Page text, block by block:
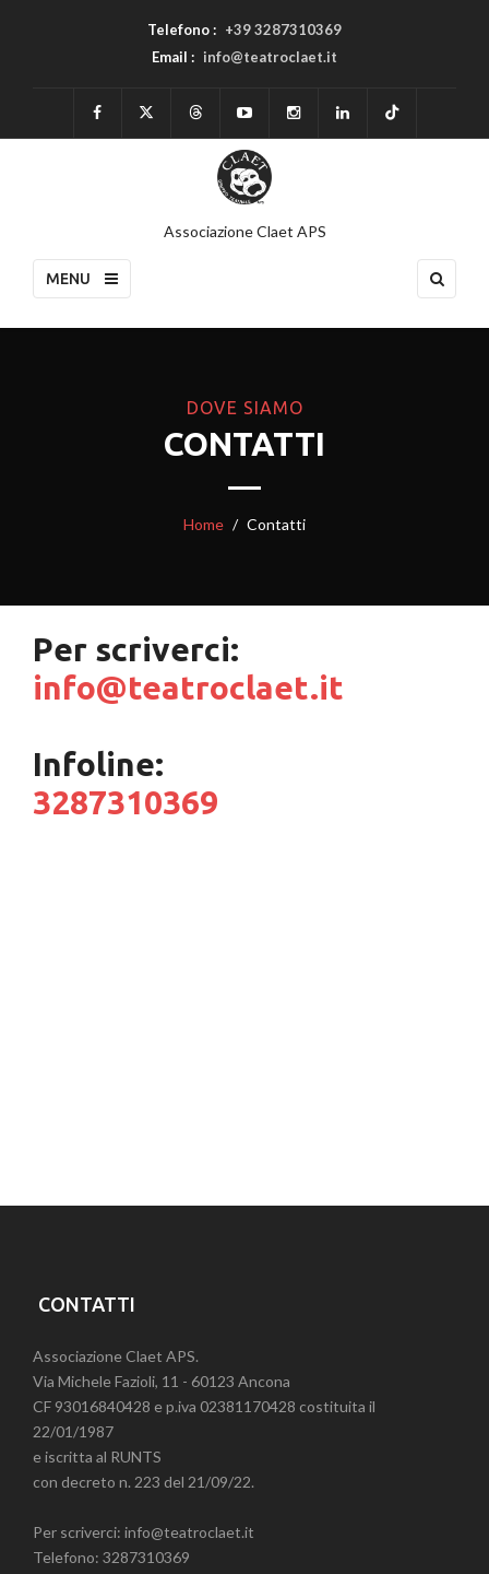
Telefono : +39 3287310369
Email : info@teatroclaet.it
Associazione Claet APS
MENU
DOVE SIAMO
CONTATTI
Home Contatti
Per scriverci:
info@teatroclaet.it
Infoline:
3287310369
CONTATTI
Associazione Claet APS.
Via Michele Fazioli, 11 - 60123 Ancona
CF 93016840428 e p.iva 02381170428 costituita il
22/01/1987
e iscritta al RUNTS
con decreto n. 223 del 21/09/22.
Per scriverci: info@teatroclaet.it
Telefono: 3287310369